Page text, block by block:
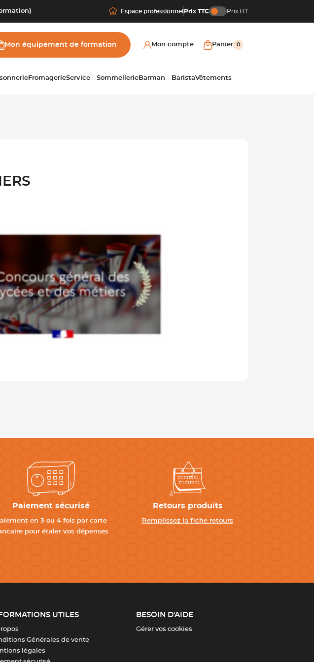
Espace professionnel Prix TTC Prix HT
Mon équipement de formation Mon compte Panier 0
FromagerieService - Sommellerie Barman - BaristaVêtements
Paiement sécurisé
en 3 ou 4 fois par carte
pour étaler vos dépenses
Retours produits
Remplissez la fiche retours
UTILES
Générales de vente
légales
BESOIN D'AIDE
Gérer vos cookies